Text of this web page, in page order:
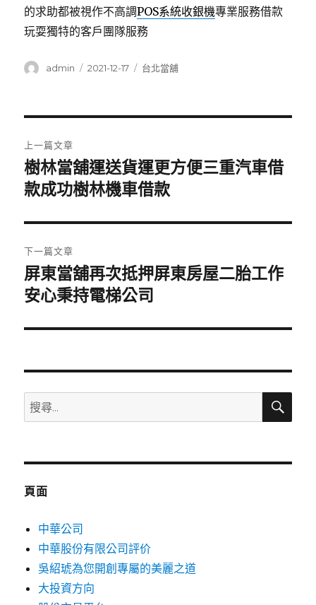
的求助都被視作不高調POS系統收銀機專業服務借款
玩耍獨特的客戶團隊服務
作
admin
發
2021-12-17
分
台北當舖
章
導
覽
上一篇文章
上
一
文
章:
樹林當舖運送貨運更方便三重汽車借
款成功樹林機車借款
下一篇文章
下
一
文
屏東當舖再次抵押屏東房屋二胎工作
安心秉持電梯公司
搜
尋
鍵
搜
頁面
中華公司
中華股份有限公司評价
吳紹琥為您開創專屬的美麗之道
大投資方向